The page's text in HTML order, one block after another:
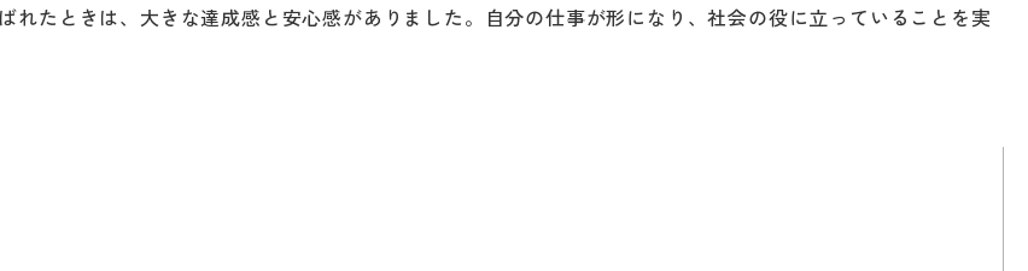
たときは、大きな達成感と安心感がありました。自分の仕事が形になり、社会の役に立っていることを実